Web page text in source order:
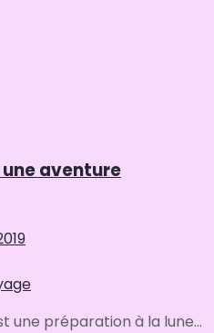
aventure
une préparation à la lune...